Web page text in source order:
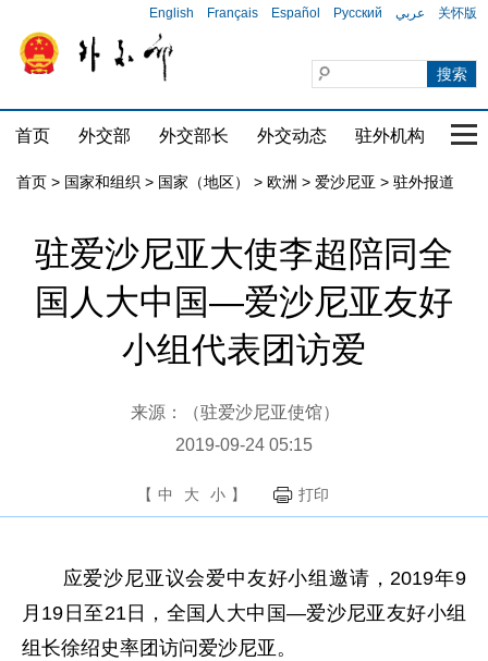
English Français Español Русский عربي 关怀版
首页 外交部 外交部长 外交动态 驻外机构 国
首页 > 国家和组织 > 国家（地区） > 欧洲 > 爱沙尼亚 > 驻外报道
驻爱沙尼亚大使李超陪同全
国人大中国—爱沙尼亚友好
小组代表团访爱
来源：（驻爱沙尼亚使馆）
2019-09-24 05:15
【 中 大 小 】 打印
应爱沙尼亚议会爱中友好小组邀请，2019年9
月19日至21日，全国人大中国—爱沙尼亚友好小组
组长徐绍史率团访问爱沙尼亚。